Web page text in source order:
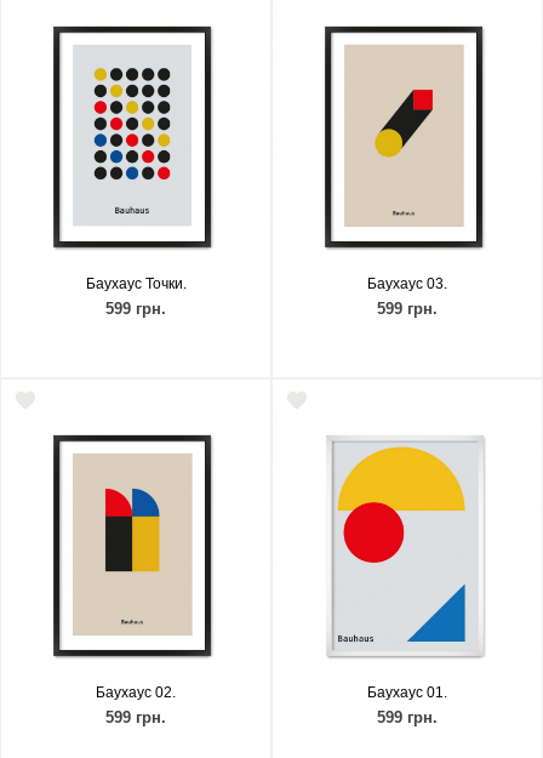
Баухаус Точки.
599 грн.
Баухаус 03.
599 грн.
Баухаус 02.
599 грн.
Баухаус 01.
599 грн.